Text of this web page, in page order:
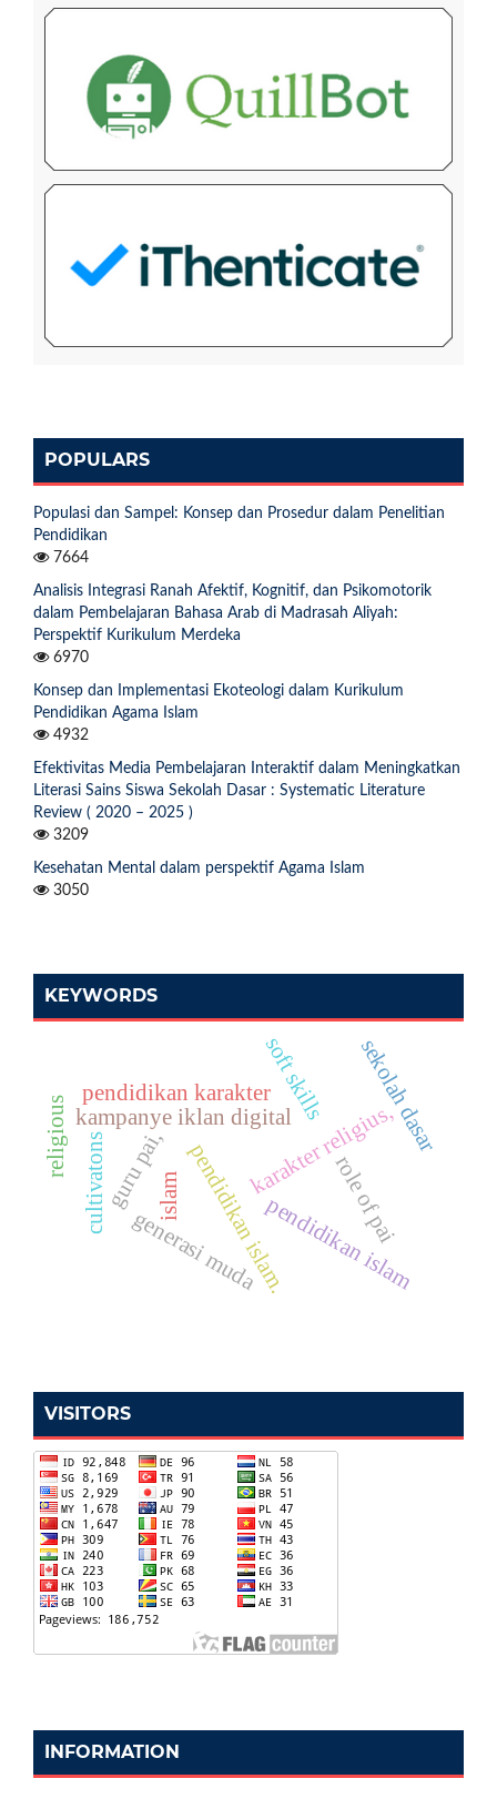
POPULARS
Populasi dan Sampel: Konsep dan Prosedur dalam Penelitian
Pendidikan
7664
Analisis Integrasi Ranah Afektif, Kognitif, dan Psikomotorik
dalam Pembelajaran Bahasa Arab di Madrasah Aliyah:
Perspektif Kurikulum Merdeka
6970
Konsep dan Implementasi Ekoteologi dalam Kurikulum
Pendidikan Agama Islam
4932
Efektivitas Media Pembelajaran Interaktif dalam Meningkatkan
Literasi Sains Siswa Sekolah Dasar : Systematic Literature
Review ( 2020 – 2025 )
3209
Kesehatan Mental dalam perspektif Agama Islam
3050
KEYWORDS
guru pai, karakter religius,
pendidikan islam.
kampanye iklan digital
pendidikan islam
generasi muda
islam
pendidikan karakter sekolah dasar
cultivatons
religious
role of pai
soft skills
VISITORS
INFORMATION